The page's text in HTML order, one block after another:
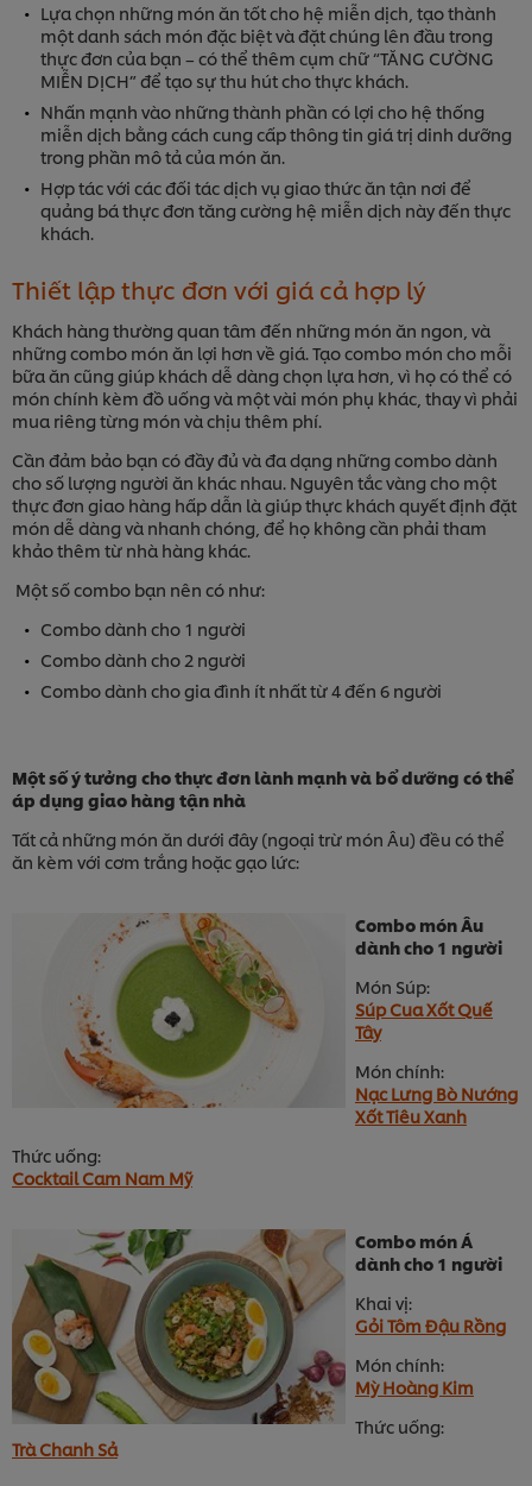
Lựa chọn những món ăn tốt cho hệ miễn dịch, tạo thành
một danh sách món đặc biệt và đặt chúng lên đầu trong
thực đơn của bạn – có thể thêm cụm chữ “TĂNG CƯỜNG
MIỄN DỊCH” để tạo sự thu hút cho thực khách.
Nhấn mạnh vào những thành phần có lợi cho hệ thống
miễn dịch bằng cách cung cấp thông tin giá trị dinh dưỡng
trong phần mô tả của món ăn.
Hợp tác với các đối tác dịch vụ giao thức ăn tận nơi để
quảng bá thực đơn tăng cường hệ miễn dịch này đến thực
khách.
Thiết lập thực đơn với giá cả hợp lý
Khách hàng thường quan tâm đến những món ăn ngon, và
những combo món ăn lợi hơn về giá. Tạo combo món cho mỗi
bữa ăn cũng giúp khách dễ dàng chọn lựa hơn, vì họ có thể có
món chính kèm đồ uống và một vài món phụ khác, thay vì phải
mua riêng từng món và chịu thêm phí.
Cần đảm bảo bạn có đầy đủ và đa dạng những combo dành
cho số lượng người ăn khác nhau. Nguyên tắc vàng cho một
thực đơn giao hàng hấp dẫn là giúp thực khách quyết định đặt
món dễ dàng và nhanh chóng, để họ không cần phải tham
khảo thêm từ nhà hàng khác.
Một số combo bạn nên có như:
Combo dành cho 1 người
Combo dành cho 2 người
Combo dành cho gia đình ít nhất từ 4 đến 6 người
Một số ý tưởng cho thực đơn lành mạnh và bổ dưỡng có thể
áp dụng giao hàng tận nhà
Tất cả những món ăn dưới đây (ngoại trừ món Âu) đều có thể
ăn kèm với cơm trắng hoặc gạo lức:
Combo món Âu
dành cho 1 người
Món Súp:
Súp Cua Xốt Quế
Tây
Món chính:
Nạc Lưng Bò Nướng
Xốt Tiêu Xanh
Thức uống:
Cocktail Cam Nam Mỹ
Combo món Á
dành cho 1 người
Khai vị:
Gỏi Tôm Đậu Rồng
Món chính:
Mỳ Hoàng Kim
Thức uống:
Trà Chanh Sả